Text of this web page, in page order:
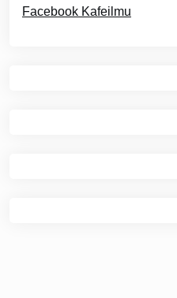
Facebook Kafeilmu